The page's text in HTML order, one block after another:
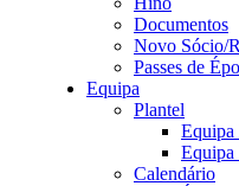
Documentos
Novo Sócio/
Passes de
Equipa
Plantel
Equipa
Equipa
Calendário